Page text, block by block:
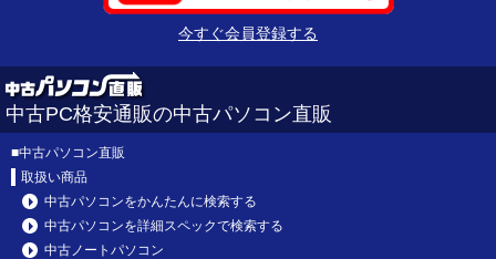
今すぐ会員登録する
中古PC格安通販の中古パソコン直販
■中古パソコン直販
取扱い商品
中古パソコンをかんたんに検索する
中古パソコンを詳細スペックで検索する
中古ノートパソコン